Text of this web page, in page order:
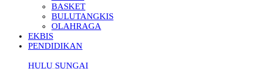
BASKET
BULUTANGKIS
OLAHRAGA
EKBIS
PENDIDIKAN
HULU SUNGAI